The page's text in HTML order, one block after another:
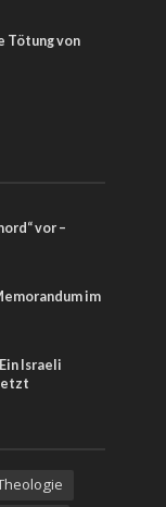
Tötung von
vor –
im
Israeli